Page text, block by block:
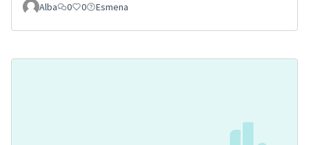
Alba
0 0 Esmena